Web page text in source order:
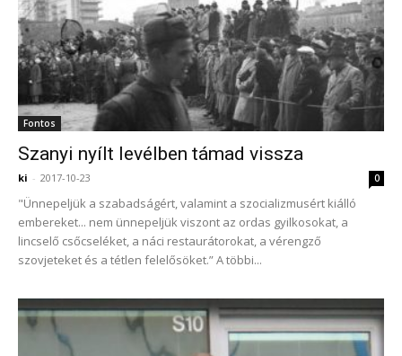
Fontos
Szanyi nyílt levélben támad vissza
ki - 2017-10-23 0
"Ünnepeljük a szabadságért, valamint a szocializmusért kiálló
embereket... nem ünnepeljük viszont az ordas gyilkosokat, a
lincselő csőcseléket, a náci restaurátorokat, a vérengző
szovjeteket és a tétlen felelősöket.” A többi...